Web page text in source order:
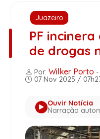
Juazeiro
PF
de drogas
Por: Wilker Porto -
07 Nov 2025 /
Ouvir Notícia
Narração